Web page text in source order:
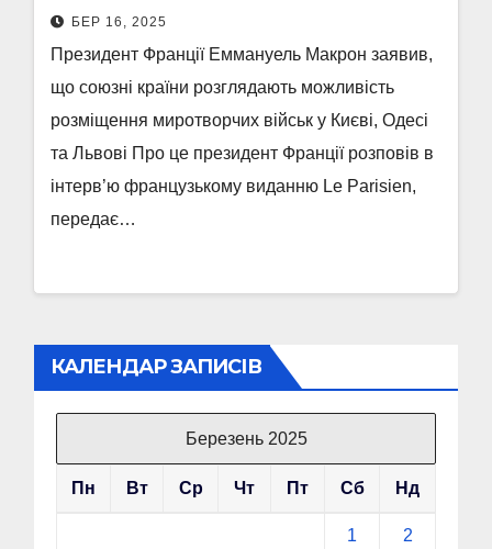
БЕР 16, 2025
Президент Франції Еммануель Макрон заявив,
що союзні країни розглядають можливість
розміщення миротворчих військ у Києві, Одесі
та Львові Про це президент Франції розповів в
інтерв’ю французькому виданню Le Parisien,
передає…
КАЛЕНДАР ЗАПИСІВ
Березень 2025
Пн Вт Ср Чт Пт Сб Нд
1 2